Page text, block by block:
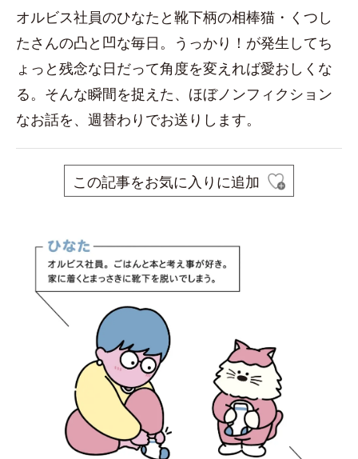
オルビス社員のひなたと靴下柄の相棒猫・くつし
たさんの凸と凹な毎日。うっかり！が発生してち
ょっと残念な日だって角度を変えれば愛おしくな
る。そんな瞬間を捉えた、ほぼノンフィクション
なお話を、週替わりでお送りします。
この記事をお気に入りに追加